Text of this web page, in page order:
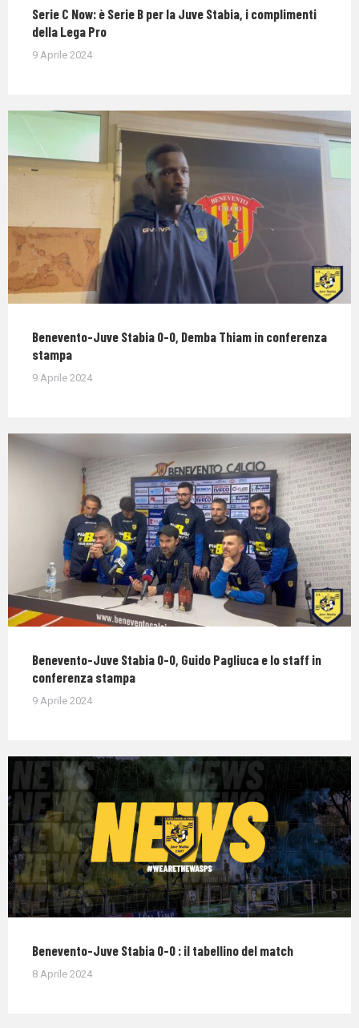
Serie C Now: è Serie B per la Juve Stabia, i complimenti
della Lega Pro
9 Aprile 2024
Benevento-Juve Stabia 0-0, Demba Thiam in conferenza
stampa
9 Aprile 2024
Benevento-Juve Stabia 0-0, Guido Pagliuca e lo staff in
conferenza stampa
9 Aprile 2024
Benevento-Juve Stabia 0-0 : il tabellino del match
8 Aprile 2024